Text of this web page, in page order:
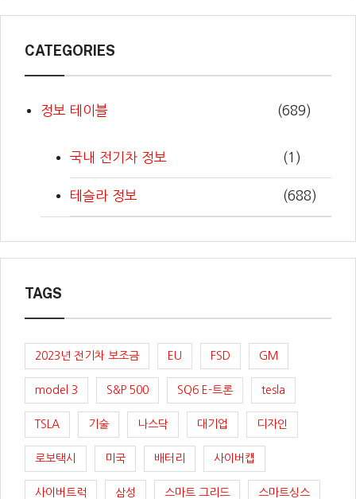
CATEGORIES
정보 테이블 (689)
국내 전기차 정보 (1)
테슬라 정보 (688)
TAGS
2023년 전기차 보조금 EU FSD GM
model 3 S&P 500 SQ6 E-트론 tesla
TSLA 기술 나스닥 대기업 디자인
로보택시 미국 배터리 사이버캡
사이버트럭 삼성 스마트 그리드 스마트싱스